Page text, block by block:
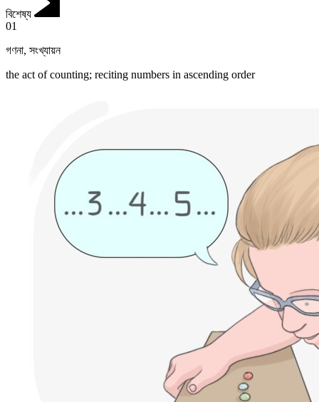
বিশেষ্য
01
গণনা, সংখ্যায়ন
the act of counting; reciting numbers in ascending order